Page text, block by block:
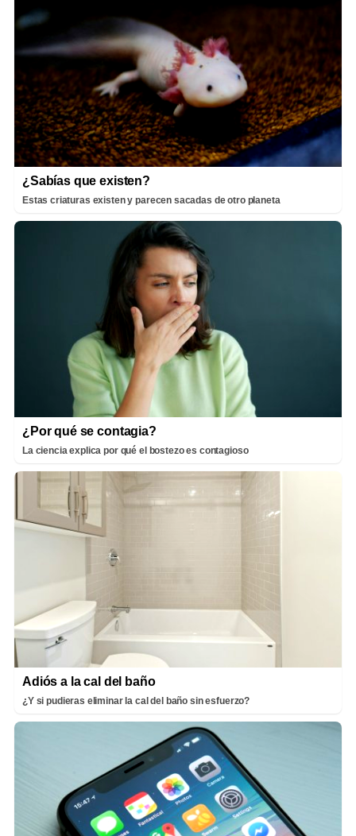
¿Sabías que existen?
Estas criaturas existen y parecen sacadas de otro planeta
¿Por qué se contagia?
La ciencia explica por qué el bostezo es contagioso
Adiós a la cal del baño
¿Y si pudieras eliminar la cal del baño sin esfuerzo?